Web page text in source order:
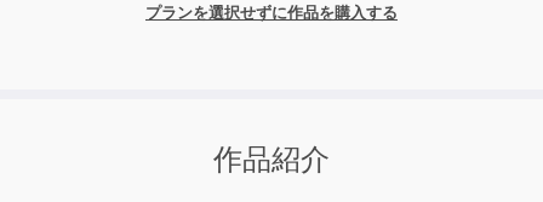
プランを選択せずに作品を購入する
作品紹介